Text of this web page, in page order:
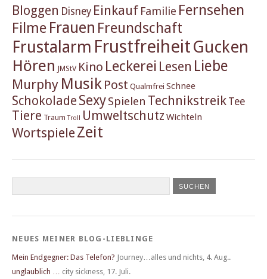
Bloggen Disney Einkauf Familie Fernsehen
Filme Frauen Freundschaft
Frustalarm FrustfreiheitGucken
Hören JMStV Kino Leckerei Lesen Liebe
Murphy Musik Post Qualmfrei Schnee
Schokolade SexySpielen Technikstreik Tee
Tiere Traum Troll Umweltschutz Wichteln
Wortspiele Zeit
NEUES MEINER BLOG-LIEBLINGE
Mein Endgegner: Das Telefon? Journey…alles und nichts 4. Aug..
unglaublich …
city sickness 17. Juli.